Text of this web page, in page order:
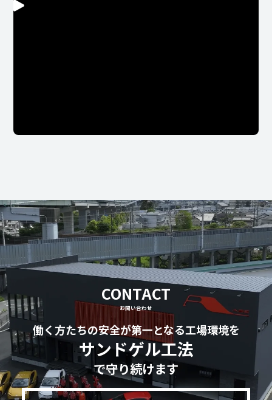
CONTACT
お問い合わせ
働く方たちの安全が第一となる工場環境を
サンドゲル工法
で守り続けます